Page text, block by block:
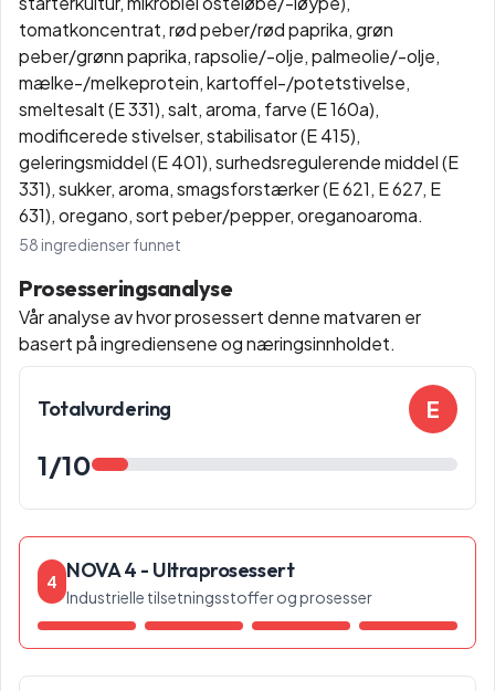
tomatkoncentrat, rød peber/rød paprika, grøn
peber/grønn paprika, rapsolie/-olje, palmeolie/-olje,
mælke-/melkeprotein, kartoffel-/potetstivelse,
smeltesalt (E 331), salt, aroma, farve (E 160a),
modificerede stivelser, stabilisator (E 415),
geleringsmiddel (E 401), surhedsregulerende middel (E
331), sukker, aroma, smagsforstærker (E 621, E 627, E
631), oregano, sort peber/pepper, oreganoaroma.
58 ingredienser funnet
Prosesseringsanalyse
Vår analyse av hvor prosessert denne matvaren er
basert på ingrediensene og næringsinnholdet.
Totalvurdering E
1/10
4 NOVA 4 - Ultraprosessert
Industrielle tilsetningsstoffer og prosesser